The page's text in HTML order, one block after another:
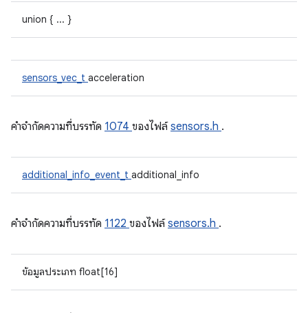
union { ... }
sensors_vec_t acceleration
คําจํากัดความที่บรรทัด 1074 ของไฟล์sensors.h .
additional_info_event_t additional_info
คําจํากัดความที่บรรทัด 1122 ของไฟล์sensors.h .
ข้อมูลประเภท float[16]